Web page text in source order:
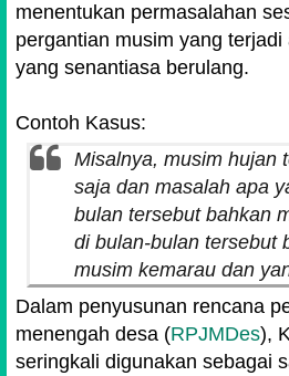
menentukan permasalahan
pergantian musim yang
yang senantiasa berulang.
Contoh Kasus:
Misalnya, musim hujan
saja dan masalah apa
bulan tersebut bahkan
di bulan-bulan tersebut
musim kemarau dan
Dalam penyusunan rencana
menengah desa (RPJMDes),
seringkali digunakan sebagai